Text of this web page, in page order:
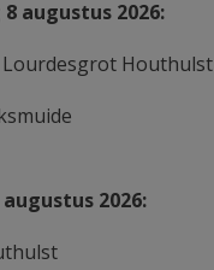
augustus 2026:
Lourdesgrot Houthulst
2026: